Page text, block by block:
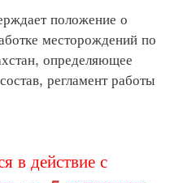
положение о
месторождений по
определяющее
регламент работы
в действие с